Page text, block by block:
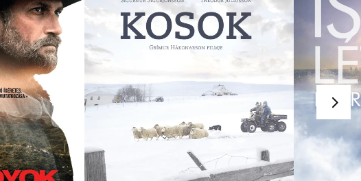
KOSOK LEGÚJABB